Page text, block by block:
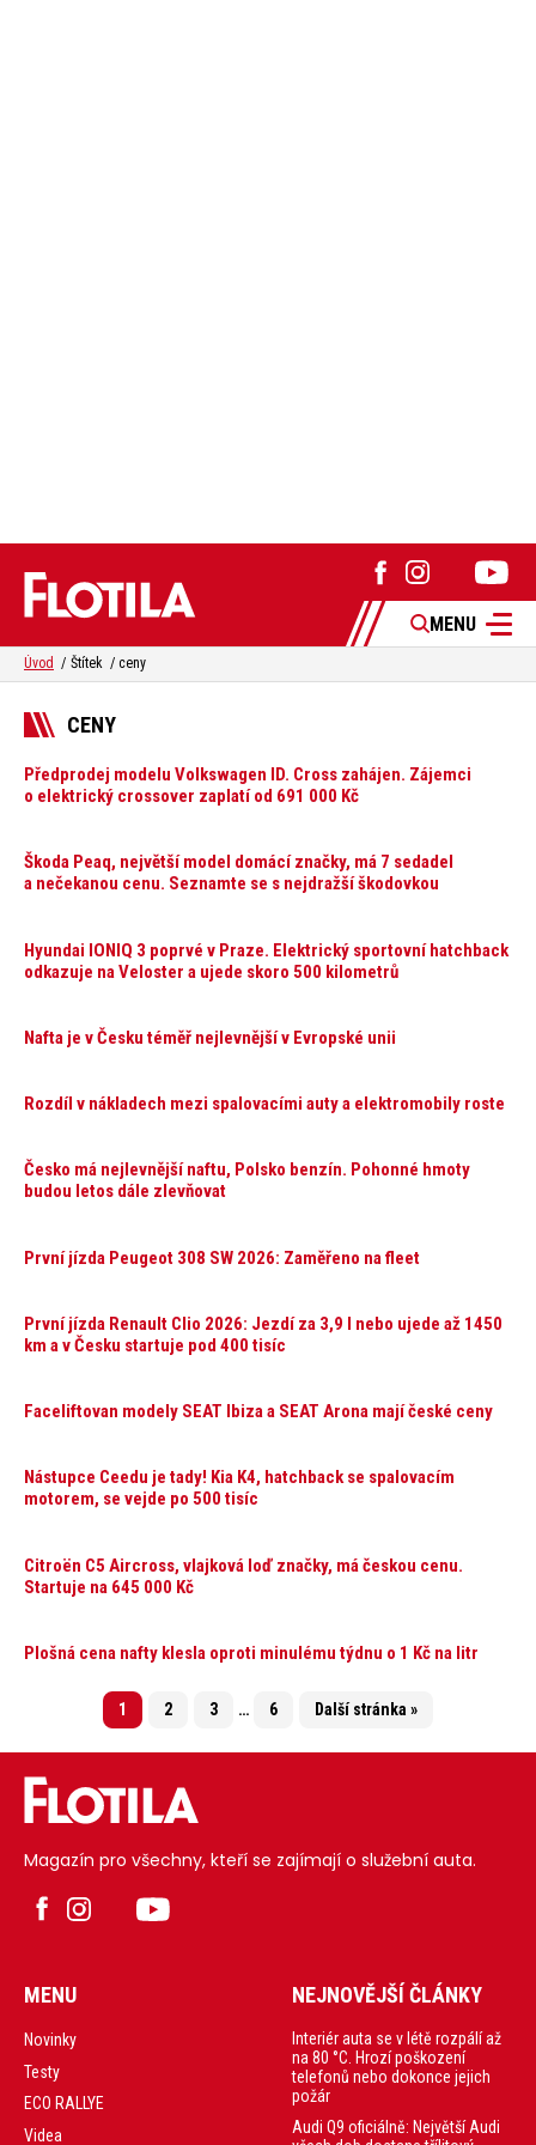
MENU
Úvod Štítek ceny
CENY
Předprodej modelu Volkswagen ID. Cross zahájen. Zájemci
o elektrický crossover zaplatí od 691 000 Kč
Škoda Peaq, největší model domácí značky, má 7 sedadel
a nečekanou cenu. Seznamte se s nejdražší škodovkou
Hyundai IONIQ 3 poprvé v Praze. Elektrický sportovní hatchback
odkazuje na Veloster a ujede skoro 500 kilometrů
Nafta je v Česku téměř nejlevnější v Evropské unii
Rozdíl v nákladech mezi spalovacími auty a elektromobily roste
Česko má nejlevnější naftu, Polsko benzín. Pohonné hmoty
budou letos dále zlevňovat
První jízda Peugeot 308 SW 2026: Zaměřeno na fleet
První jízda Renault Clio 2026: Jezdí za 3,9 l nebo ujede až 1450
km a v Česku startuje pod 400 tisíc
Faceliftovan modely SEAT Ibiza a SEAT Arona mají české ceny
Nástupce Ceedu je tady! Kia K4, hatchback se spalovacím
motorem, se vejde po 500 tisíc
Citroën C5 Aircross, vlajková loď značky, má českou cenu.
Startuje na 645 000 Kč
Plošná cena nafty klesla oproti minulému týdnu o 1 Kč na litr
1 2 3 … 6 Další stránka »
Magazín pro všechny, kteří se zajímají o služební auta.
MENU
Novinky
Testy
ECO RALLYE
Videa
NEJNOVĚJŠÍ ČLÁNKY
Interiér auta se v létě rozpálí až
na 80 °C. Hrozí poškození
telefonů nebo dokonce jejich
požár
Audi Q9 oficiálně: Největší Audi